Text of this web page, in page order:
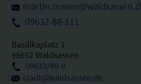
09632-88-111
Basilikaplatz 3
95652 Waldsassen
09632/88-0
stadt@waldsassen.de